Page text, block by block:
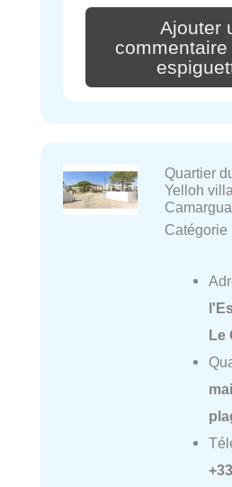
Ajouter
commentaire
Quartier
Yelloh
Catégorie
Le